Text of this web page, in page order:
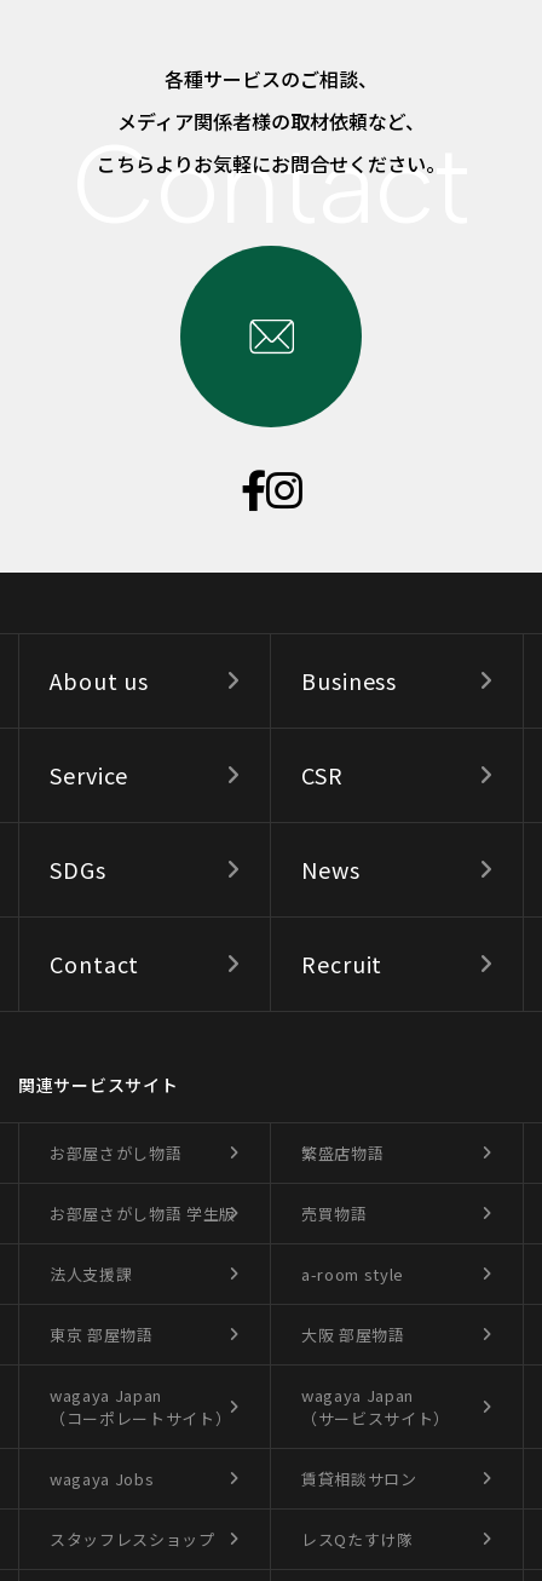
各種サービスのご相談、
メディア関係者様の取材依頼など、
こちらよりお気軽にお問合せください。
About us Business
Service CSR
SDGs News
Contact Recruit
関連サービスサイト
お部屋さがし物語 繁盛店物語
お部屋さがし物語 学生版 売買物語
法人支援課 a-room style
東京 部屋物語 大阪 部屋物語
wagaya Japan
（コーポレートサイト）
wagaya Japan
（サービスサイト）
wagaya Jobs 賃貸相談サロン
スタッフレスショップ レスQたすけ隊